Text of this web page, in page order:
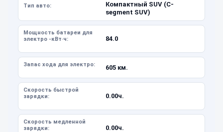
Тип авто:
Компактный SUV (C-
segment SUV)
Мощность батареи для
электро -кВт·ч:
84.0
Запас хода для электро: 605 км.
Скорость быстрой
зарядки:
0.00ч.
Скорость медленной
зарядки:
0.00ч.